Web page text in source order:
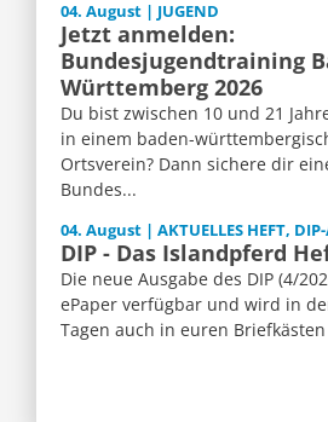
04. August | JUGEND
Jetzt anmelden:
Bundesjugendtraining
Württemberg 2026
Du bist zwischen 10 und 21
in einem baden-
Ortsverein? Dann sichere dir
Bundes...
04. August | AKTUELLES HEFT,
DIP - Das Islandpferd
Die neue Ausgabe des DIP (4/
ePaper verfügbar und wird in
Tagen auch in euren